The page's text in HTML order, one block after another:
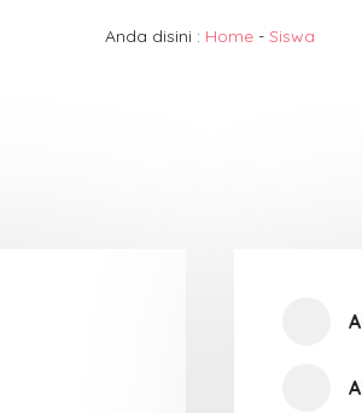
Anda disini : Home - Siswa